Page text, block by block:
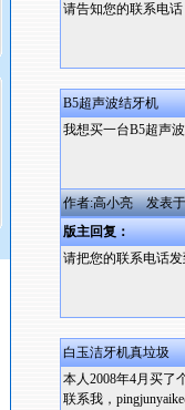
请告知您的联系电话
B5超声波结牙机
我想买一台B5超声
作者:高小亮 发表于
版主回复：
请把您的联系电话发
白玉洁牙机真垃圾
本人2008年4月买了
联系我，